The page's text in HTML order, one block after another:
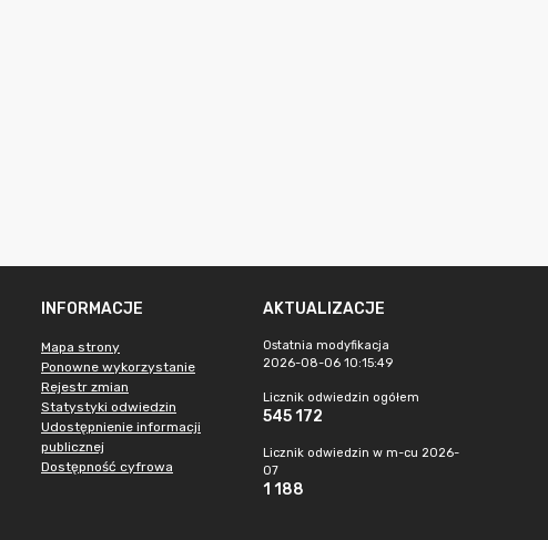
INFORMACJE
Mapa strony
Ponowne wykorzystanie
Rejestr zmian
Statystyki odwiedzin
Udostępnienie informacji
publicznej
Dostępność cyfrowa
AKTUALIZACJE
Ostatnia modyfikacja
2026-08-06 10:15:49
Licznik odwiedzin ogółem
545 172
Licznik odwiedzin w m-cu 2026-
07
1 188